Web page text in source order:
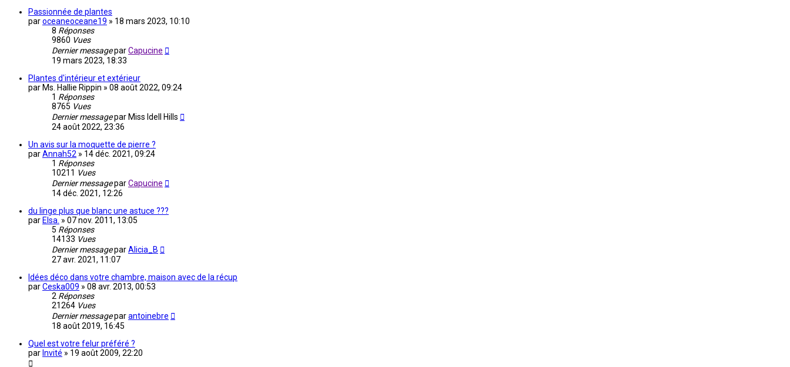
Passionnée de plantes
paroceaneoceane19 » 18 mars 2023, 10:10
8 Réponses
9860 Vues
Dernier messageparCapucine
19 mars 2023, 18:33
Plantes d'intérieur et extérieur
par Ms. Hallie Rippin » 08 août 2022, 09:24
1 Réponses
8765 Vues
Dernier messagepar Miss Idell Hills
24 août 2022, 23:36
Un avis sur la moquette de pierre ?
parAnnah52 » 14 déc. 2021, 09:24
1 Réponses
10211 Vues
Dernier messageparCapucine
14 déc. 2021, 12:26
du linge plus que blanc une astuce ???
par Elsa. » 07 nov. 2011, 13:05
5 Réponses
14133 Vues
Dernier messageparAlicia_B
27 avr. 2021, 11:07
Idées déco dans votre chambre, maison avec de la récup
parCeska009 » 08 avr. 2013, 00:53
2 Réponses
21264 Vues
Dernier messageparantoinebre
18 août 2019, 16:45
Quel est votre felur préféré ?
par Invité » 19 août 2009, 22:20